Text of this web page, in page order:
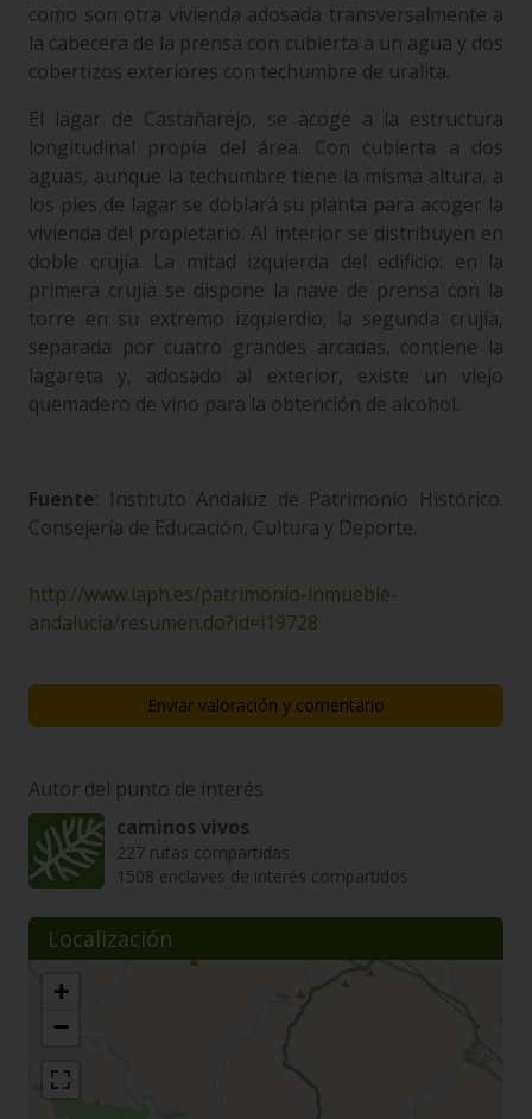
como son otra vivienda adosada transversalmente a
la cabecera de la prensa con cubierta a un agua y dos
cobertizos exteriores con techumbre de uralita.
El lagar de Castañarejo, se acoge a la estructura
longitudinal propia del área. Con cubierta a dos
aguas, aunque la techumbre tiene la misma altura, a
los pies de lagar se doblará su planta para acoger la
vivienda del propietario. Al interior se distribuyen en
doble crujía. La mitad izquierda del edificio: en la
primera crujía se dispone la nave de prensa con la
torre en su extremo izquierdio; la segunda crujía,
separada por cuatro grandes arcadas, contiene la
lagareta y, adosado al exterior, existe un viejo
quemadero de vino para la obtención de alcohol.
Fuente: Instituto Andaluz de Patrimonio Histórico.
Consejería de Educación, Cultura y Deporte.
http://www.iaph.es/patrimonio-inmueble-
andalucia/resumen.do?id=i19728
Enviar valoración y comentario
Autor del punto de interés
caminos vivos
227 rutas compartidas
1508 enclaves de interés compartidos
Localización
+
−